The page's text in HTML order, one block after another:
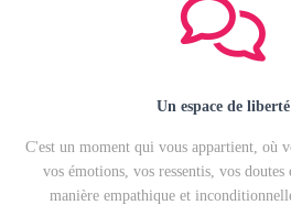
Un espace de liberté
C'est un moment qui vous appartient, où
vos émotions, vos ressentis, vos
manière empathique et